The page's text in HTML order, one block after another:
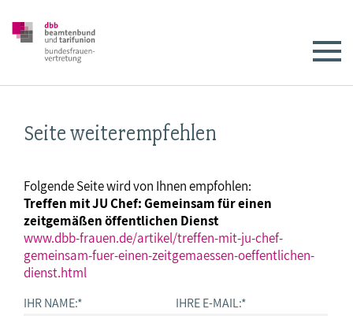
Seite weiterempfehlen
Folgende Seite wird von Ihnen empfohlen:
Treffen mit JU Chef: Gemeinsam für einen
zeitgemäßen öffentlichen Dienst
www.dbb-frauen.de/artikel/treffen-mit-ju-chef-
gemeinsam-fuer-einen-zeitgemaessen-oeffentlichen-
dienst.html
IHR NAME:* IHRE E-MAIL:*